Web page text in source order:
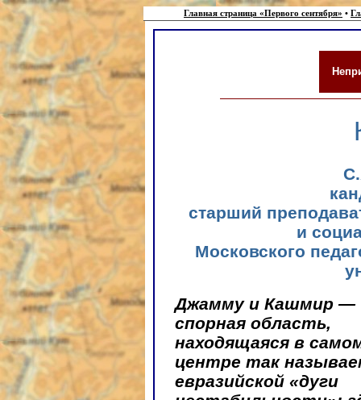
Главная страница «Первого сентября» •
старший
и
Московского
Джамму и Кашмир —
спорная область,
находящаяся в
центре так
евразийской «дуги